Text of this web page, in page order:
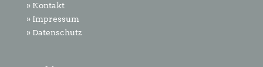
» Kontakt
» Impressum
» Datenschutz